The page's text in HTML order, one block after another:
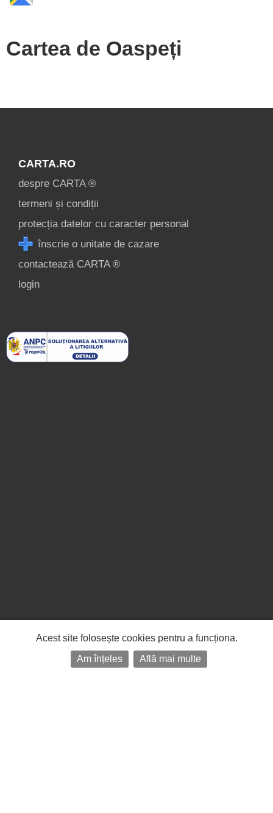
Cartea de Oaspeți
CARTA.RO
despre CARTA ®
termeni și condiții
protecția datelor cu caracter personal
înscrie o unitate de cazare
contactează CARTA ®
login
Acest site folosește cookies pentru a funcționa.
Am înțeles
Află mai multe